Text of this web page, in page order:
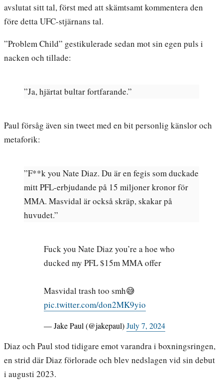
avslutat sitt tal, först med att skämtsamt kommentera den
före detta UFC-stjärnans tal.
”Problem Child” gestikulerade sedan mot sin egen puls i
nacken och tillade:
”Ja, hjärtat bultar fortfarande.”
Paul försåg även sin tweet med en bit personlig känslor och
metaforik:
”F**k you Nate Diaz. Du är en fegis som duckade
mitt PFL-erbjudande på 15 miljoner kronor för
MMA. Masvidal är också skräp, skakar på
huvudet.”
Fuck you Nate Diaz you’re a hoe who
ducked my PFL $15m MMA offer
Masvidal trash too smh😅
pic.twitter.com/don2MK9yio
— Jake Paul (@jakepaul)July 7, 2024
Diaz och Paul stod tidigare emot varandra i boxningsringen,
en strid där Diaz förlorade och blev nedslagen vid sin debut
i augusti 2023.